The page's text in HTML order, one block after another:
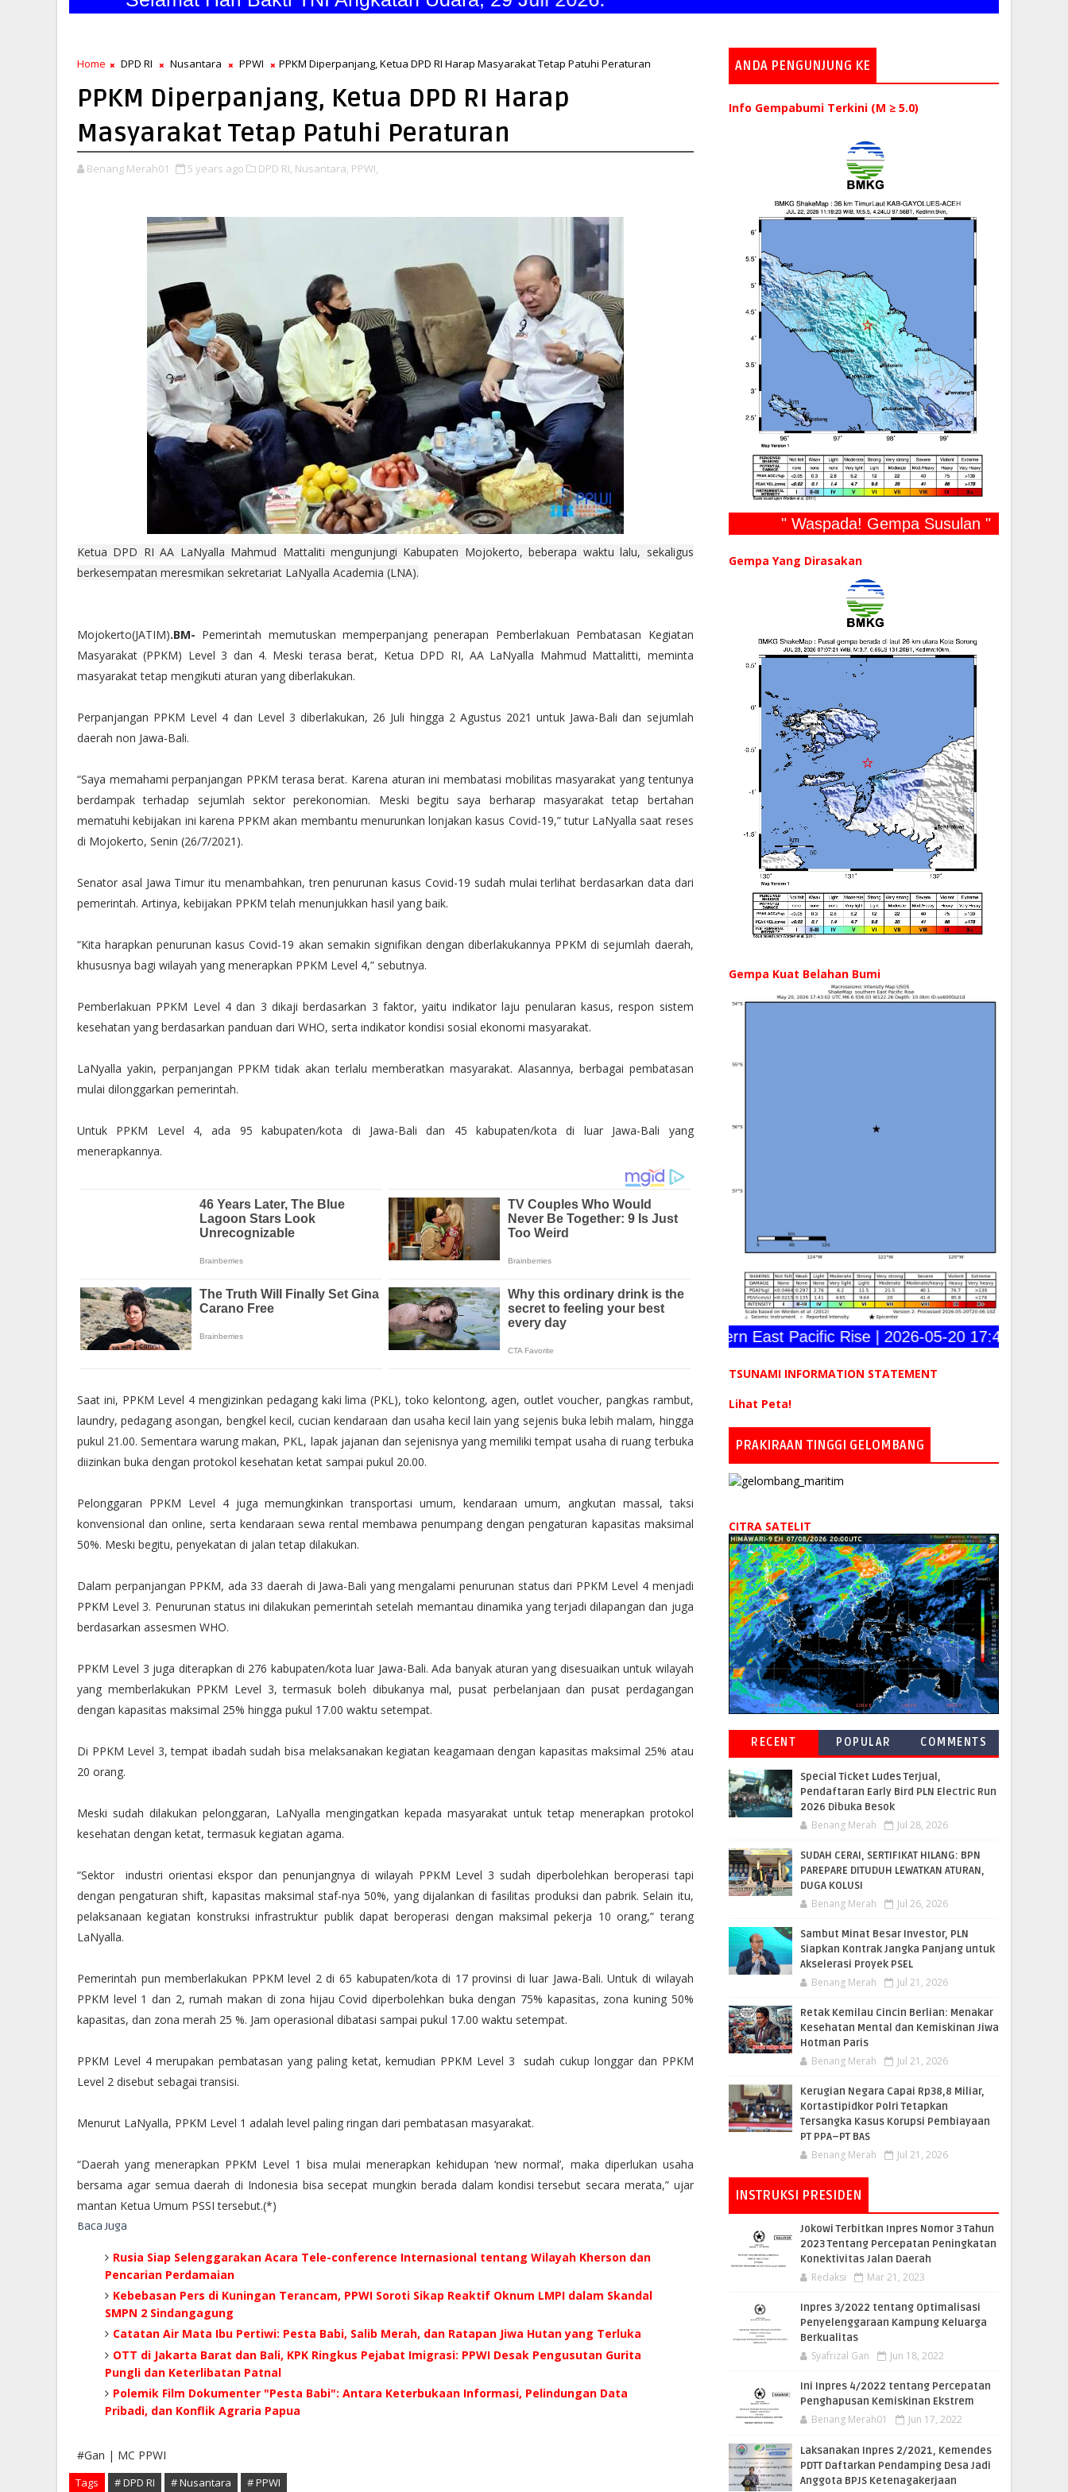
Home DPD RI Nusantara PPWI PPKM Diperpanjang, Ketua DPD RI Harap Masyarakat Tetap Patuhi Peraturan
PPKM Diperpanjang, Ketua DPD RI Harap
Masyarakat Tetap Patuhi Peraturan
Benang Merah01 5 years ago DPD RI, Nusantara, PPWI,
Ketua DPD RI AA LaNyalla Mahmud Mattaliti mengunjungi Kabupaten Mojokerto, beberapa waktu lalu, sekaligus
berkesempatan meresmikan sekretariat LaNyalla Academia (LNA).
Mojokerto(JATIM).BM- Pemerintah memutuskan memperpanjang penerapan Pemberlakuan Pembatasan Kegiatan
Masyarakat (PPKM) Level 3 dan 4. Meski terasa berat, Ketua DPD RI, AA LaNyalla Mahmud Mattalitti, meminta
masyarakat tetap mengikuti aturan yang diberlakukan.
Perpanjangan PPKM Level 4 dan Level 3 diberlakukan, 26 Juli hingga 2 Agustus 2021 untuk Jawa-Bali dan sejumlah
daerah non Jawa-Bali.
“Saya memahami perpanjangan PPKM terasa berat. Karena aturan ini membatasi mobilitas masyarakat yang tentunya
berdampak terhadap sejumlah sektor perekonomian. Meski begitu saya berharap masyarakat tetap bertahan
mematuhi kebijakan ini karena PPKM akan membantu menurunkan lonjakan kasus Covid-19,” tutur LaNyalla saat reses
di Mojokerto, Senin (26/7/2021).
Senator asal Jawa Timur itu menambahkan, tren penurunan kasus Covid-19 sudah mulai terlihat berdasarkan data dari
pemerintah. Artinya, kebijakan PPKM telah menunjukkan hasil yang baik.
“Kita harapkan penurunan kasus Covid-19 akan semakin signifikan dengan diberlakukannya PPKM di sejumlah daerah,
khususnya bagi wilayah yang menerapkan PPKM Level 4,” sebutnya.
Pemberlakuan PPKM Level 4 dan 3 dikaji berdasarkan 3 faktor, yaitu indikator laju penularan kasus, respon sistem
kesehatan yang berdasarkan panduan dari WHO, serta indikator kondisi sosial ekonomi masyarakat.
LaNyalla yakin, perpanjangan PPKM tidak akan terlalu memberatkan masyarakat. Alasannya, berbagai pembatasan
mulai dilonggarkan pemerintah.
Untuk PPKM Level 4, ada 95 kabupaten/kota di Jawa-Bali dan 45 kabupaten/kota di luar Jawa-Bali yang
menerapkannya.
Saat ini, PPKM Level 4 mengizinkan pedagang kaki lima (PKL), toko kelontong, agen, outlet voucher, pangkas rambut,
laundry, pedagang asongan, bengkel kecil, cucian kendaraan dan usaha kecil lain yang sejenis buka lebih malam, hingga
pukul 21.00. Sementara warung makan, PKL, lapak jajanan dan sejenisnya yang memiliki tempat usaha di ruang terbuka
diizinkan buka dengan protokol kesehatan ketat sampai pukul 20.00.
Pelonggaran PPKM Level 4 juga memungkinkan transportasi umum, kendaraan umum, angkutan massal, taksi
konvensional dan online, serta kendaraan sewa rental membawa penumpang dengan pengaturan kapasitas maksimal
50%. Meski begitu, penyekatan di jalan tetap dilakukan.
Dalam perpanjangan PPKM, ada 33 daerah di Jawa-Bali yang mengalami penurunan status dari PPKM Level 4 menjadi
PPKM Level 3. Penurunan status ini dilakukan pemerintah setelah memantau dinamika yang terjadi dilapangan dan juga
berdasarkan assesmen WHO.
PPKM Level 3 juga diterapkan di 276 kabupaten/kota luar Jawa-Bali. Ada banyak aturan yang disesuaikan untuk wilayah
yang memberlakukan PPKM Level 3, termasuk boleh dibukanya mal, pusat perbelanjaan dan pusat perdagangan
dengan kapasitas maksimal 25% hingga pukul 17.00 waktu setempat.
Di PPKM Level 3, tempat ibadah sudah bisa melaksanakan kegiatan keagamaan dengan kapasitas maksimal 25% atau
20 orang.
Meski sudah dilakukan pelonggaran, LaNyalla mengingatkan kepada masyarakat untuk tetap menerapkan protokol
kesehatan dengan ketat, termasuk kegiatan agama.
“Sektor industri orientasi ekspor dan penunjangnya di wilayah PPKM Level 3 sudah diperbolehkan beroperasi tapi
dengan pengaturan shift, kapasitas maksimal staf-nya 50%, yang dijalankan di fasilitas produksi dan pabrik. Selain itu,
pelaksanaan kegiatan konstruksi infrastruktur publik dapat beroperasi dengan maksimal pekerja 10 orang,” terang
LaNyalla.
Pemerintah pun memberlakukan PPKM level 2 di 65 kabupaten/kota di 17 provinsi di luar Jawa-Bali. Untuk di wilayah
PPKM level 1 dan 2, rumah makan di zona hijau Covid diperbolehkan buka dengan 75% kapasitas, zona kuning 50%
kapasitas, dan zona merah 25 %. Jam operasional dibatasi sampai pukul 17.00 waktu setempat.
PPKM Level 4 merupakan pembatasan yang paling ketat, kemudian PPKM Level 3 sudah cukup longgar dan PPKM
Level 2 disebut sebagai transisi.
Menurut LaNyalla, PPKM Level 1 adalah level paling ringan dari pembatasan masyarakat.
“Daerah yang menerapkan PPKM Level 1 bisa mulai menerapkan kehidupan ‘new normal’, maka diperlukan usaha
bersama agar semua daerah di Indonesia bisa secepat mungkin berada dalam kondisi tersebut secara merata,” ujar
mantan Ketua Umum PSSI tersebut.(*)
Baca Juga
Rusia Siap Selenggarakan Acara Tele-conference Internasional tentang Wilayah Kherson dan
Pencarian Perdamaian
Kebebasan Pers di Kuningan Terancam, PPWI Soroti Sikap Reaktif Oknum LMPI dalam Skandal
SMPN 2 Sindangagung
Catatan Air Mata Ibu Pertiwi: Pesta Babi, Salib Merah, dan Ratapan Jiwa Hutan yang Terluka
OTT di Jakarta Barat dan Bali, KPK Ringkus Pejabat Imigrasi: PPWI Desak Pengusutan Gurita
Pungli dan Keterlibatan Patnal
Polemik Film Dokumenter "Pesta Babi": Antara Keterbukaan Informasi, Pelindungan Data
Pribadi, dan Konflik Agraria Papua
#Gan | MC PPWI
Tags # DPD RI # Nusantara # PPWI
ANDA PENGUNJUNG KE
Info Gempabumi Terkini (M ≥ 5.0)
" Waspada! Gempa Susulan "
Gempa Yang Dirasakan
Gempa Kuat Belahan Bumi
"M 6.6 | southern East Pacific Rise | 2026-05-20 17:43:02 (UTC) |
TSUNAMI INFORMATION STATEMENT
Lihat Peta!
PRAKIRAAN TINGGI GELOMBANG
CITRA SATELIT
RECENT POPULAR COMMENTS
Special Ticket Ludes Terjual,
Pendaftaran Early Bird PLN Electric Run
2026 Dibuka Besok
Benang Merah Jul 28, 2026
SUDAH CERAI, SERTIFIKAT HILANG: BPN
PAREPARE DITUDUH LEWATKAN ATURAN,
DUGA KOLUSI
Benang Merah Jul 26, 2026
Sambut Minat Besar Investor, PLN
Siapkan Kontrak Jangka Panjang untuk
Akselerasi Proyek PSEL
Benang Merah Jul 21, 2026
Retak Kemilau Cincin Berlian: Menakar
Kesehatan Mental dan Kemiskinan Jiwa
Hotman Paris
Benang Merah Jul 21, 2026
Kerugian Negara Capai Rp38,8 Miliar,
Kortastipidkor Polri Tetapkan
Tersangka Kasus Korupsi Pembiayaan
PT PPA–PT BAS
Benang Merah Jul 21, 2026
INSTRUKSI PRESIDEN
Jokowi Terbitkan Inpres Nomor 3 Tahun
2023 Tentang Percepatan Peningkatan
Konektivitas Jalan Daerah
Redaksi Mar 21, 2023
Inpres 3/2022 tentang Optimalisasi
Penyelenggaraan Kampung Keluarga
Berkualitas
Syafrizal Gan Jun 18, 2022
Ini Inpres 4/2022 tentang Percepatan
Penghapusan Kemiskinan Ekstrem
Benang Merah01 Jun 17, 2022
Laksanakan Inpres 2/2021, Kemendes
PDTT Daftarkan Pendamping Desa Jadi
Anggota BPJS Ketenagakerjaan